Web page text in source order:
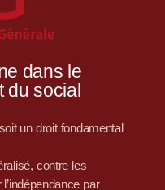
dans le
du social
un droit fondamental
contre les
par